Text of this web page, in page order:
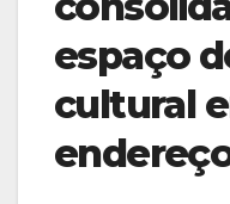
espaço
cultural